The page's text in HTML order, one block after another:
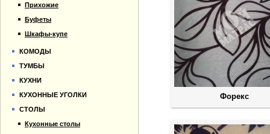
Форекс
Прихожие
Буфеты
Шкафы-купе
КОМОДЫ
ТУМБЫ
КУХНИ
КУХОННЫЕ УГОЛКИ
СТОЛЫ
Кухонные столы